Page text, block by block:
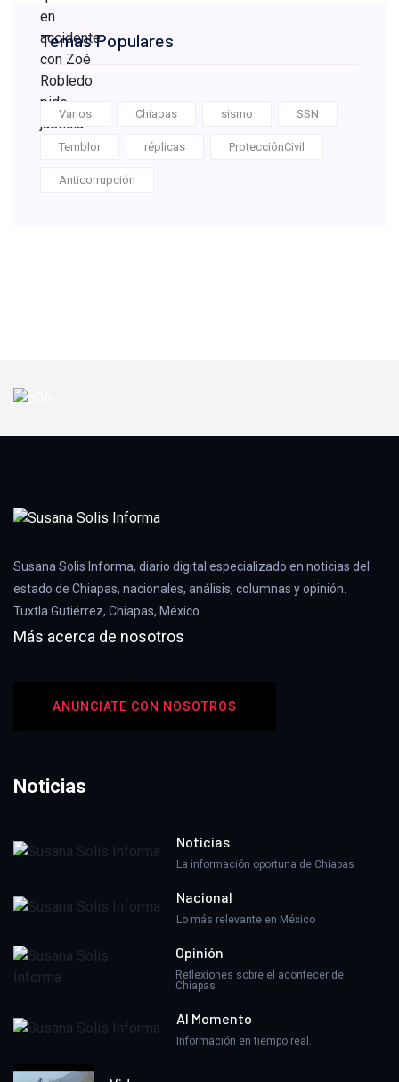
Temas Populares
Varios Chiapas sismo SSN
Temblor réplicas ProtecciónCivil
Anticorrupción
Susana Solis Informa, diario digital especializado en noticias del
estado de Chiapas, nacionales, análisis, columnas y opinión.
Tuxtla Gutiérrez, Chiapas, México
Más acerca de nosotros
ANUNCIATE CON NOSOTROS
Noticias
Noticias
La información oportuna de Chiapas
Nacional
Lo más relevante en México
Opinión
Reflexiones sobre el acontecer de
Chiapas
Al Momento
Información en tiempo real.